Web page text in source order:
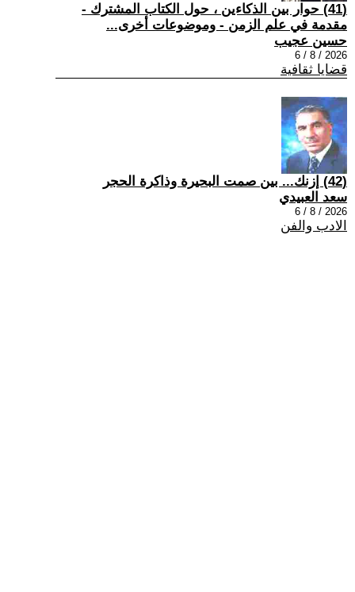
(41) حوار بين الذكاءين ، حول الكتاب المشترك -
مقدمة في علم الزمن - وموضوعات أخرى...
حسين عجيب
2026 / 8 / 6
قضايا ثقافية
(42) إزنك... بين صمت البحيرة وذاكرة الحجر
سعد العبيدي
2026 / 8 / 6
الادب والفن